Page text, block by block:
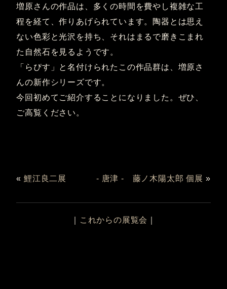
増原さんの作品は、多くの時間を費やし複雑な工
程を経て、作りあげられています。陶器とは思え
ない色彩と光沢を持ち、それはまるで磨きこまれ
た自然石を見るようです。
「らぴす」と名付けられたこの作品群は、増原さ
んの新作シリーズです。
今回初めてご紹介することになりました。ぜひ、
ご高覧ください。
«鯉江良二展 - 唐津 - 藤ノ木陽太郎 個展 »
これからの展覧会